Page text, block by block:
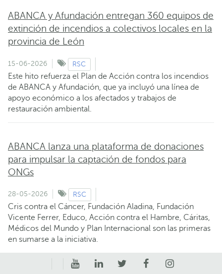
ABANCA y Afundación entregan 360 equipos de
extinción de incendios a colectivos locales en la
provincia de León
15-06-2026 RSC
Este hito refuerza el Plan de Acción contra los incendios
de ABANCA y Afundación, que ya incluyó una línea de
apoyo económico a los afectados y trabajos de
restauración ambiental.
ABANCA lanza una plataforma de donaciones
para impulsar la captación de fondos para
ONGs
28-05-2026 RSC
Cris contra el Cáncer, Fundación Aladina, Fundación
Vicente Ferrer, Educo, Acción contra el Hambre, Cáritas,
Médicos del Mundo y Plan Internacional son las primeras
en sumarse a la iniciativa.